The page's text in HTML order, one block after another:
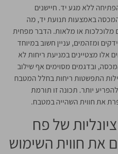
ללא מגע יד. חיישנים
באמצעות תנועת יד, מה
מלוכלכות או מלאות. הדבר מפחית
ומזהמים, עניין חשוב במיוחד
אלו מצטיינים במניעת ריחות לא
ובדגמים מסוימים אף שילוב
התפשטות ריחות בחלל המטבח
יותר. תכונה זו תורמת
את חווית השהייה במטבח.
של פח
את חווית השימוש